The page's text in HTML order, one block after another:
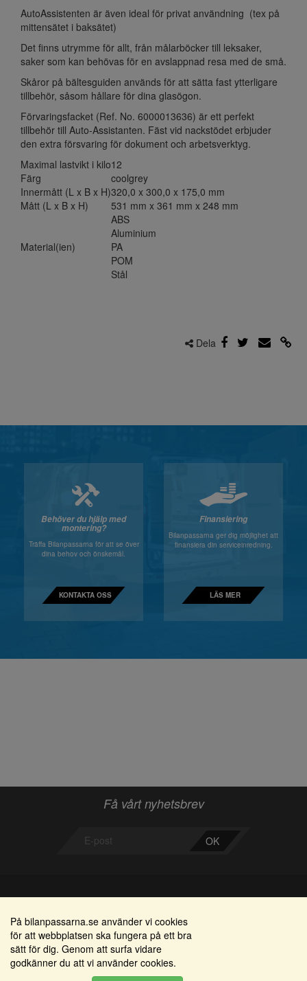
AutoAssistenten är även ideal för privat användning (tex på
mittensätet i baksätet)
Det finns utrymme för allt, från målarböcker till leksaker,
saker som kan behövas för en avslappnad resa med de små.
Skåror på bältesguiden används för att sätta fast ytterligare
tillbehör, såsom hållare för dina glasögon.
Förvaringsfacket (Ref. No. 6000013636) är ett perfekt
tillbehör till Auto-Assistanten. Fäst vid nackstödet erbjuder
den extra försvaring för dokument och arbetsverktyg.
Maximal lastvikt i kilo12
Färg
coolgrey
Innermått (L x B x H)320,0 x 300,0 x 175,0 mm
Mått (L x B x H)
531 mm x 361 mm x 248 mm
Material(ien)
ABS
Aluminium
PA
POM
Stål
Dela
Behöver du hjälp med
montering?
Träffa Bilanpassarna för att se över
dina behov och önskemål.
KONTAKTA OSS
Finansiering
Bilanpassarna ger dig möjlighet att
finansiera din serviceinredning.
LÄS MER
Få vårt nyhetsbrev
OK
Bilanpassarna
Smedjegatan 22
352 46 Växjö
Områden
Alkomätare / alkolås
Elprodukter
På bilanpassarna.se använder vi cookies
för att webbplatsen ska fungera på ett bra
sätt för dig. Genom att surfa vidare
godkänner du att vi använder cookies.